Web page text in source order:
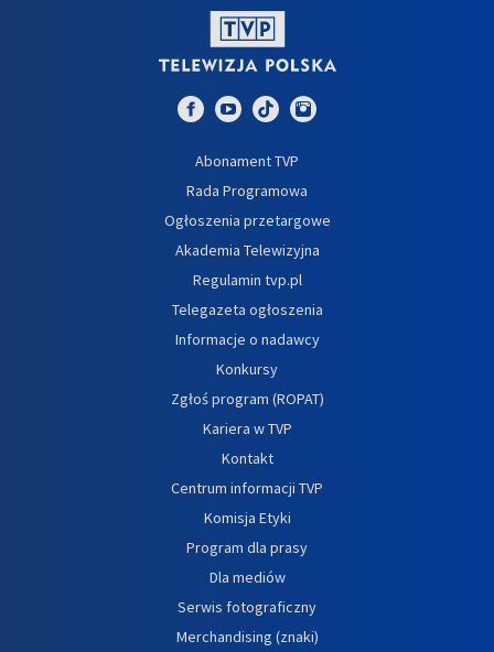
Abonament TVP
Rada Programowa
Ogłoszenia przetargowe
Akademia Telewizyjna
Regulamin tvp.pl
Telegazeta ogłoszenia
Informacje o nadawcy
Konkursy
Zgłoś program (ROPAT)
Kariera w TVP
Kontakt
Centrum informacji TVP
Komisja Etyki
Program dla prasy
Dla mediów
Serwis fotograficzny
Merchandising (znaki)